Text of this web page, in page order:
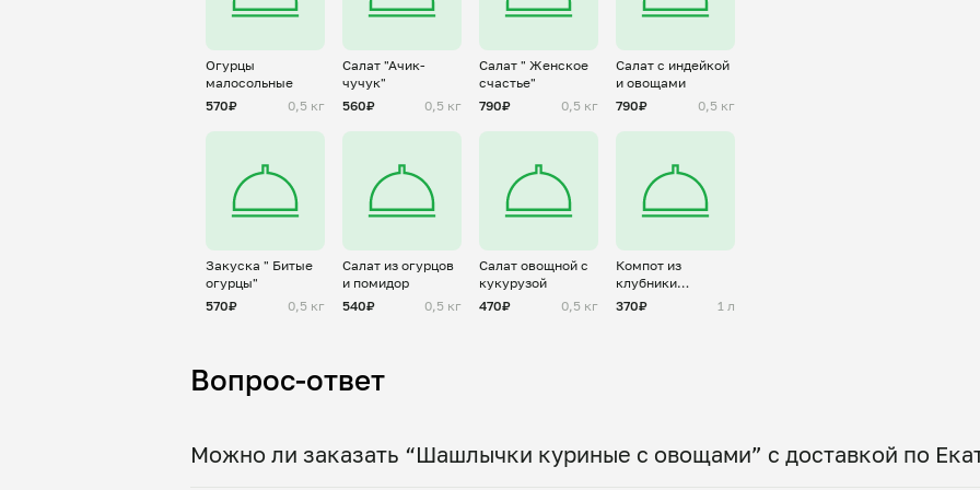
Огурцы
малосольные
570₽
0,5 кг
Салат "Ачик-
чучук"
560₽
0,5 кг
Салат " Женское
счастье"
790₽
0,5 кг
Салат с индейкой
и овощами
790₽
0,5 кг
Закуска " Битые
огурцы"
570₽
0,5 кг
Салат из огурцов
и помидор
540₽
0,5 кг
Салат овощной с
кукурузой
470₽
0,5 кг
Компот из
клубники
большой
370₽ 1 л
Вопрос-ответ
Можно ли заказать “Шашлычки куриные с овощами” с доставкой по